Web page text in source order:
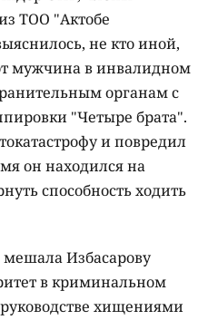
ТОО "Актобе
не кто иной,
мужчина в инвалидном
органам с
"Четыре брата".
и повредил
он находился на
способность ходить
Избасарову
в криминальном
хищениями